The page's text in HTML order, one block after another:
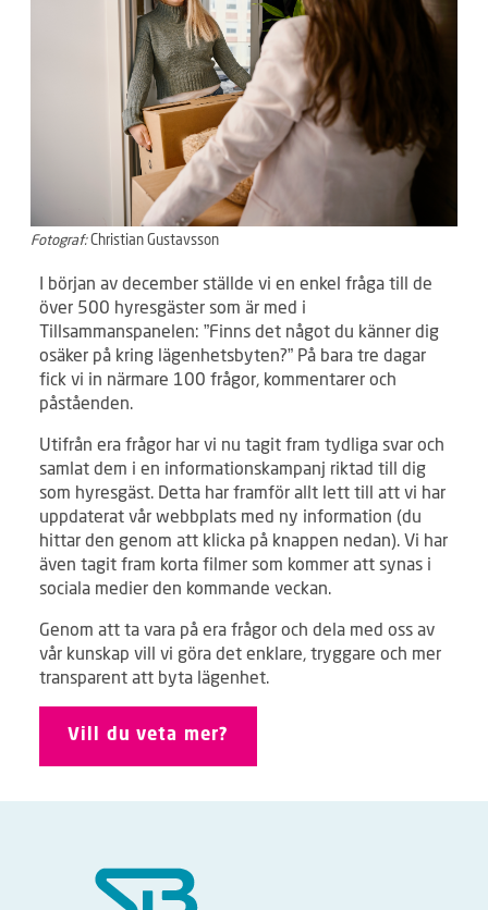
Fotograf:Christian Gustavsson
I början av december ställde vi en enkel fråga till de
över 500 hyresgäster som är med i
Tillsammanspanelen: ”Finns det något du känner dig
osäker på kring lägenhetsbyten?” På bara tre dagar
fick vi in närmare 100 frågor, kommentarer och
påståenden.
Utifrån era frågor har vi nu tagit fram tydliga svar och
samlat dem i en informationskampanj riktad till dig
som hyresgäst. Detta har framför allt lett till att vi har
uppdaterat vår webbplats med ny information (du
hittar den genom att klicka på knappen nedan). Vi har
även tagit fram korta filmer som kommer att synas i
sociala medier den kommande veckan.
Genom att ta vara på era frågor och dela med oss av
vår kunskap vill vi göra det enklare, tryggare och mer
transparent att byta lägenhet.
Vill du veta mer?